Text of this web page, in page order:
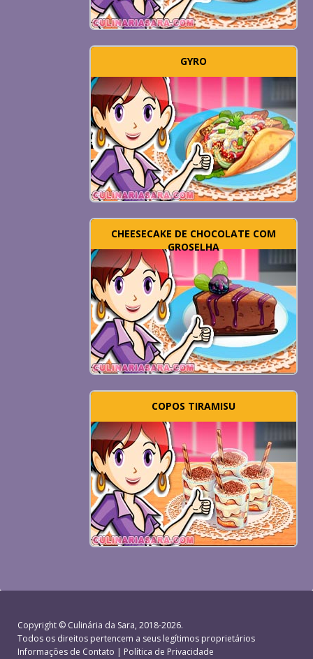
GYRO
CHEESECAKE DE CHOCOLATE COM
GROSELHA
COPOS TIRAMISU
Copyright © Culinária da Sara, 2018-2026.
Todos os direitos pertencem a seus legítimos proprietários
Informações de Contato | Política de Privacidade